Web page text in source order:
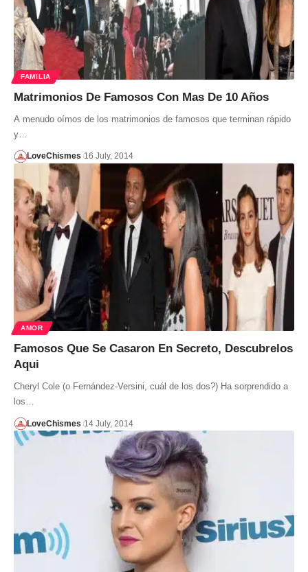
FAMILIA
Matrimonios De Famosos Con Mas De 10 Años
A menudo oímos de los matrimonios de famosos que terminan rápido
y…
LoveChismes 16 July, 2014
AMOR
Famosos Que Se Casaron En Secreto, Descubrelos
Aqui
Cheryl Cole (o Fernández-Versini, cuál de los dos?) Ha sorprendido a
los…
LoveChismes 14 July, 2014